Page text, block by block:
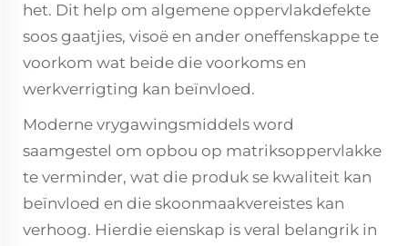
het. Dit help om algemene oppervlakdefekte
soos gaatjies, visoë en ander oneffenskappe te
voorkom wat beide die voorkoms en
werkverrigting kan beïnvloed.
Moderne vrygawingsmiddels word
saamgestel om opbou op matriksoppervlakke
te verminder, wat die produk se kwaliteit kan
beïnvloed en die skoonmaakvereistes kan
verhoog. Hierdie eienskap is veral belangrik in